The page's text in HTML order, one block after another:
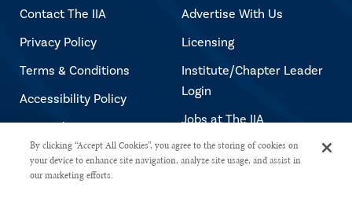
Contact The IIA
Privacy Policy
Terms & Conditions
Accessibility Policy
Copyright Notice
Advertise With Us
Licensing
Institute/Chapter Leader
Login
Jobs at The IIA
Copyright © 2026 The Institute of Internal Auditors. All rights reserved.
By clicking “Accept All Cookies”, you agree to the storing of cookies on
your device to enhance site navigation, analyze site usage, and assist in
our marketing efforts.